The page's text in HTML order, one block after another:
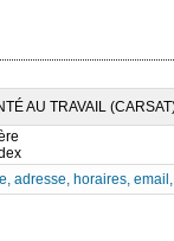
AU TRAVAIL
adresse, horaires,